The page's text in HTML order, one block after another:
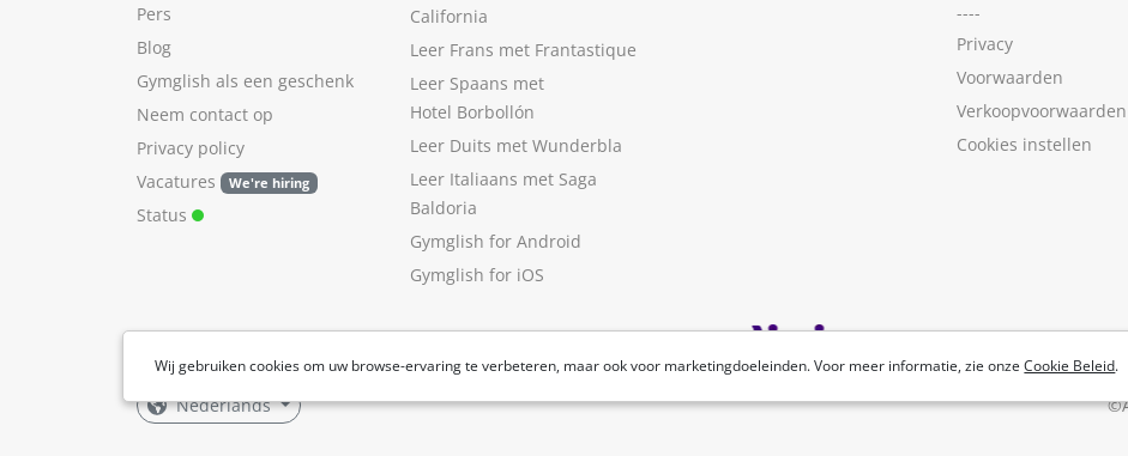
Wij gebruiken cookies om uw browse-ervaring te verbeteren, maar ook voor marketingdoeleinden. Voor meer informatie, zie onzeCookie Beleid.
Pers
Blog
Gymglish als een geschenk
Neem contact op
Privacy policy
Vacatures
We're hiring
Status
California
Leer Frans met Frantastique
Leer Spaans met
Hotel Borbollón
Leer Duits met Wunderbla
Leer Italiaans met Saga
Baldoria
Gymglish for Android
Gymglish for iOS
----
Privacy
Voorwaarden
Verkoopvoorwaarden
Cookies instellen
Nederlands